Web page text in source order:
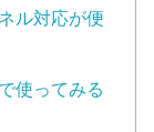
ル対応が便
使ってみる